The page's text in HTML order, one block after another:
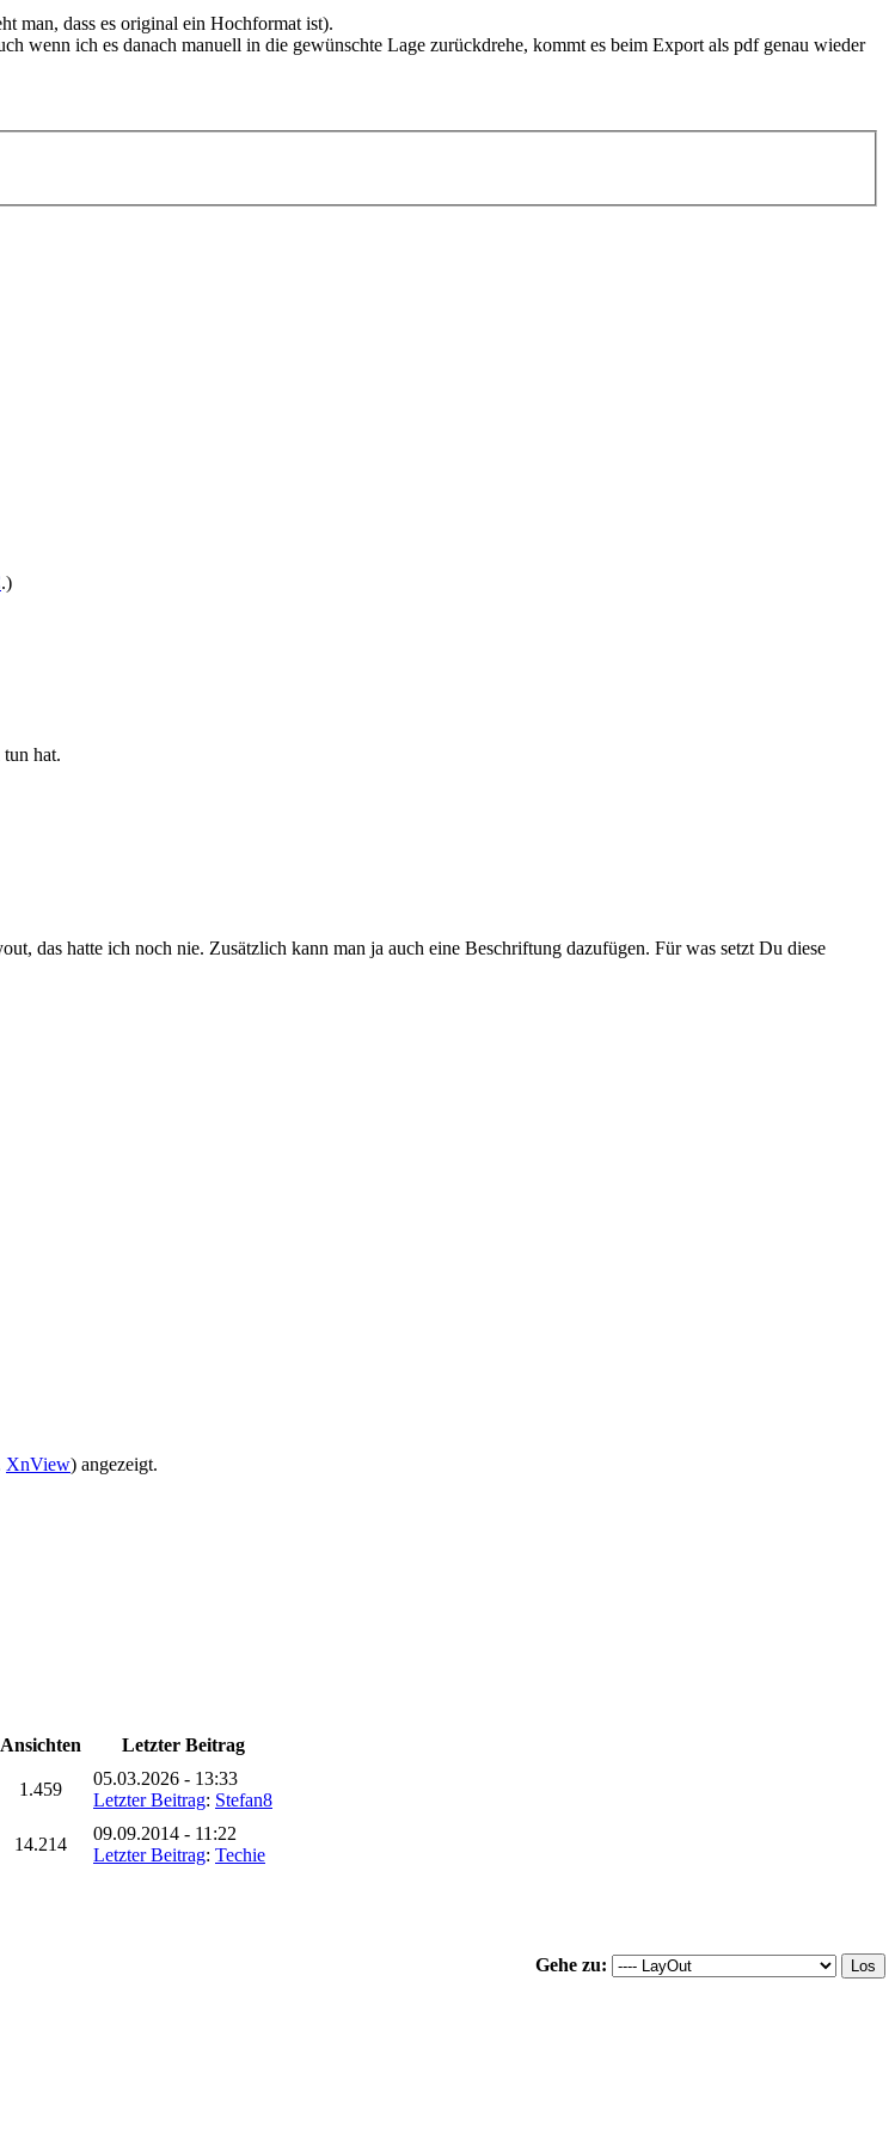
man, dass es original ein Hochformat ist).
wenn ich es danach manuell in die gewünschte Lage zurückdrehe, kommt es beim Export als pdf genau wieder
.)
hat.
das hatte ich noch nie. Zusätzlich kann man ja auch eine Beschriftung dazufügen. Für was setzt Du diese
XnView) angezeigt.
Ansichten Letzter Beitrag
1.459
05.03.2026 - 13:33
Letzter Beitrag: Stefan8
14.214
09.09.2014 - 11:22
Letzter Beitrag: Techie
Gehe zu: